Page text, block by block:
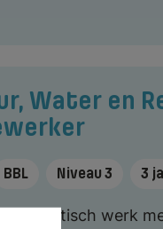
Water en
BBL Niveau 3 3
praktisch werk